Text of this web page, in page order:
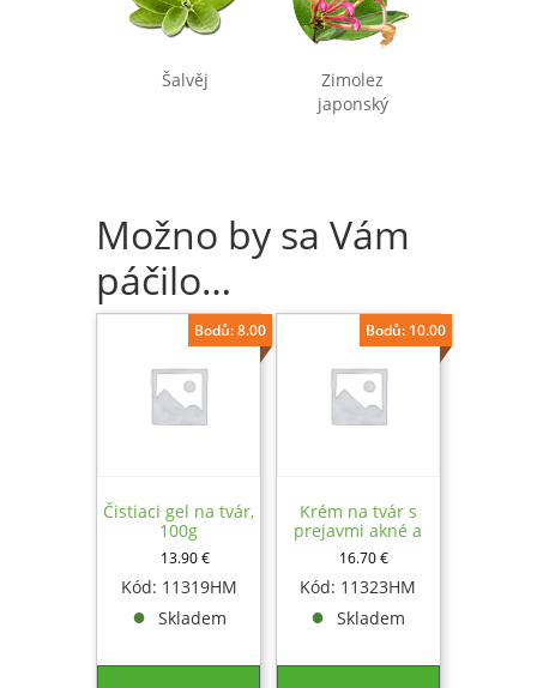
Šalvěj
Zimolez
japonský
Možno by sa Vám
páčilo…
Čistiaci gel na tvár,
100g
13.90€
Bodů: 8.00
Kód: 11319HM
Skladem
Krém na tvár s
prejavmi akné a
jazvami, 20 ml
16.70€
Bodů: 10.00
Kód: 11323HM
Skladem